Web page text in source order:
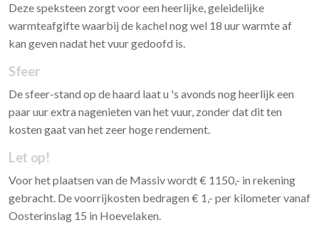
Deze speksteen zorgt voor een heerlijke, geleidelijke
warmteafgifte waarbij de kachel nog wel 18 uur warmte af
kan geven nadat het vuur gedoofd is.
Sfeer
De sfeer-stand op de haard laat u 's avonds nog heerlijk een
paar uur extra nagenieten van het vuur, zonder dat dit ten
kosten gaat van het zeer hoge rendement.
Let op!
Voor het plaatsen van de Massiv wordt € 1150,- in rekening
gebracht. De voorrijkosten bedragen € 1,- per kilometer vanaf
Oosterinslag 15 in Hoevelaken.